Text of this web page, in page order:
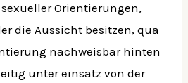
Orientierungen,
die Aussicht besitzen, qua
nachweisbar hinten
unter einsatz von der